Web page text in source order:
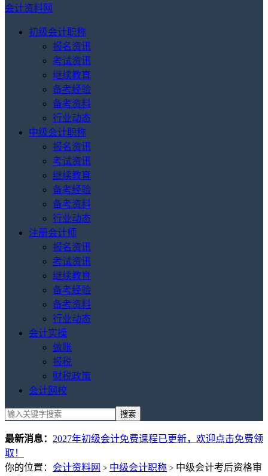
会计资料网
初级会计职称
报名资讯
考试资讯
继续教育
备考经验
备考资料
行业动态
中级会计职称
报名资讯
考试资讯
继续教育
备考经验
备考资料
行业动态
注册会计师
报名资讯
考试资讯
继续教育
备考经验
备考资料
行业动态
会计实操
做账
报税
财税政策
会计网校
最新消息： 2027年初级会计免费课程已更新，欢迎点击免费领
取！
你的位置： 会计资料网 > 中级会计职称 > 中级会计考后资格审